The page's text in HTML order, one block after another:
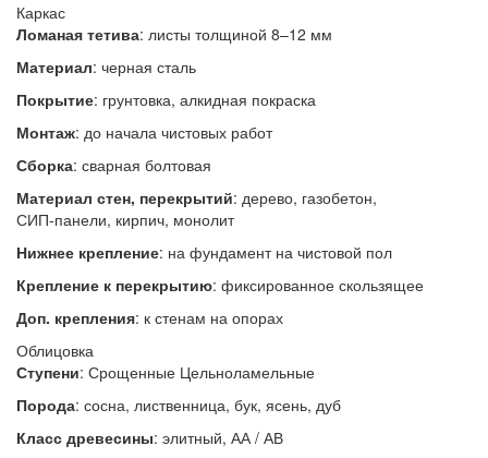
Каркас
Ломаная тетива: листы толщиной 8–12 мм
Материал: черная сталь
Покрытие: грунтовка, алкидная покраска
Монтаж: до начала чистовых работ
Сборка: сварная болтовая
Материал стен, перекрытий: дерево, газобетон,
СИП‑панели, кирпич, монолит
Нижнее крепление: на фундамент на чистовой пол
Крепление к перекрытию: фиксированное скользящее
Доп. крепления: к стенам на опорах
Облицовка
Ступени: Срощенные Цельноламельные
Порода: сосна, лиственница, бук, ясень, дуб
Класс древесины: элитный, АА / АВ